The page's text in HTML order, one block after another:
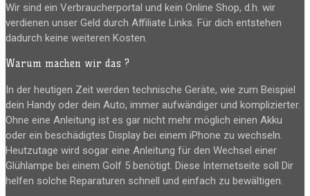
Wir sind ein Verbraucherportal und kein Online Shop, d.h. wir
verdienen unser Geld durch Affiliate Links. Für dich entstehen
dadurch keine weiteren Kosten.
Warum machen wir das ?
In der heutigen Zeit werden technische Geräte, wie zum Beispiel
dein Handy oder dein Auto, immer aufwändiger und komplizierter.
Ohne eine Anleitung ist es gar nicht mehr möglich einen Akku
oder ein beschädigtes Display bei einem iPhone zu wechseln.
Heutzutage wird sogar eine Anleitung für den Wechsel einer
Glühlampe bei einem Golf 5 benötigt. Diese Internetseite soll Dir
helfen solche Reparaturen schnell und einfach zu bewältigen.